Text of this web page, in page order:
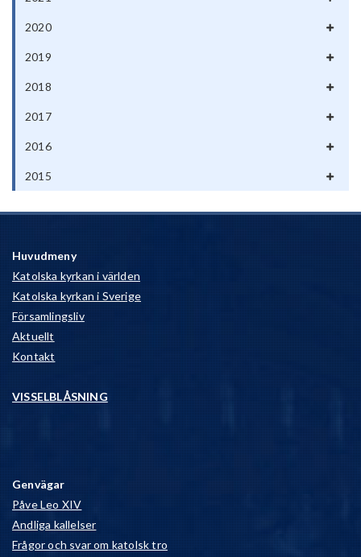
2020
2019
2018
2017
2016
2015
Huvudmeny
Katolska kyrkan i världen
Katolska kyrkan i Sverige
Församlingsliv
Aktuellt
Kontakt
VISSELBLÅSNING
Genvägar
Påve Leo XIV
Andliga kallelser
Frågor och svar om katolsk tro